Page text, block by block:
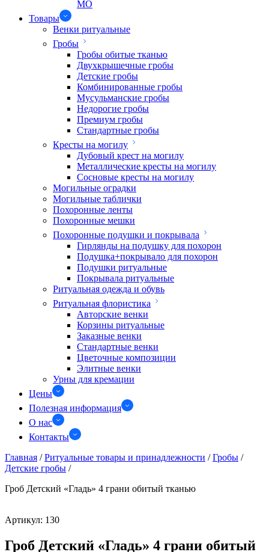
МО
Товары
Венки ритуальные
Гробы
Гробы обитые тканью
Двухкрышечные гробы
Детские гробы
Комбинированные гробы
Мусульманские гробы
Недорогие гробы
Премиум гробы
Стандартные гробы
Кресты на могилу
Дубовый крест на могилу
Металлические кресты на могилу
Сосновые кресты на могилу
Могильные оградки
Могильные таблички
Похоронные ленты
Похоронные мешки
Похоронные подушки и покрывала
Гирлянды на подушку для похорон
Подушка+покрывало для похорон
Подушки ритуальные
Покрывала ритуальные
Ритуальная одежда и обувь
Ритуальная флористика
Авторские венки
Корзины ритуальные
Заказные венки
Стандартные венки
Цветочные композиции
Элитные венки
Урны для кремации
Цены
Полезная информация
О нас
Контакты
Главная / Ритуальные товары и принадлежности / Гробы /
Детские гробы /
Гроб Детский «Гладь» 4 грани обитый тканью
Артикул: 130
Гроб Детский «Гладь» 4 грани обитый